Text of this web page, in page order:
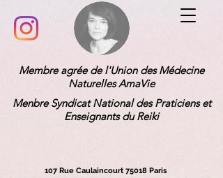
Membre agrée de l'Union des Médecine
Naturelles AmaVie
Menbre Syndicat National des Praticiens et
Enseignants du Reiki
107 Rue Caulaincourt 75018 Paris